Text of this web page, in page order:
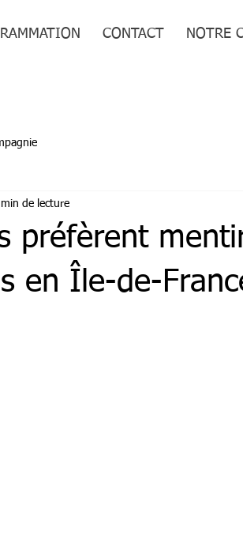
CONTACT NOTRE
préfèrent
en Île-de-
de lecture